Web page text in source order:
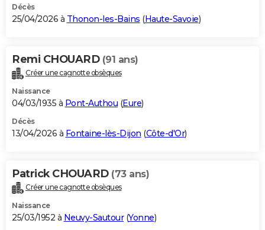
S'inscrire
Se connecter
Lycées
Collèges
Primaires
Universités
Entreprises
Service militaire
Avis de recherche
AVIS DE DÉCÈS
Bricolage
Lifestyle
Culture
Sport
Auto
Television
Voyage
Cinema
Décès
25/04/2026 à Thonon-les-Bains (Haute-Savoie)
Remi CHOUARD (91 ans)
Créer une cagnotte obsèques
Naissance
04/03/1935 à Pont-Authou (Eure)
Décès
13/04/2026 à Fontaine-lès-Dijon (Côte-d'Or)
Patrick CHOUARD (73 ans)
Créer une cagnotte obsèques
Naissance
25/03/1952 à Neuvy-Sautour(Yonne)